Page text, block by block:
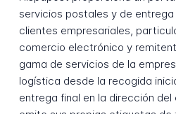
servicios postales y de
clientes empresariales,
comercio electrónico y
gama de servicios de la
logística desde la recogida
entrega final en la dirección